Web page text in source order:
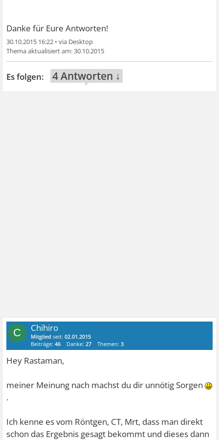
Danke für Eure Antworten!
30.10.2015 16:22 •
30.10.2015
4 Antworten ↓
C Chihiro
Mitglied seit:02.01.2015
Beiträge:46 Danke:27 Themen:3
Hey Rastaman,
meiner Meinung nach machst du dir unnötig Sorgen
.
Ich kenne es vom Röntgen, CT, Mrt, dass man direkt
schon das Ergebnis gesagt bekommt und dieses dann